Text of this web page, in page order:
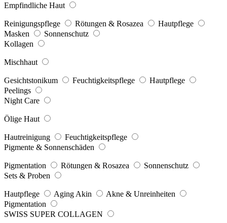
Empfindliche Haut
Reinigungspflege Rötungen & Rosazea
Hautpflege
Masken
Sonnenschutz
Kollagen
Mischhaut
Gesichtstonikum Feuchtigkeitspflege
Hautpflege
Peelings
Night Care
Ölige Haut
Hautreinigung
Feuchtigkeitspflege
Pigmente & Sonnenschäden
Pigmentation Rötungen & Rosazea
Sonnenschutz
Sets & Proben
Hautpflege Aging Akin
Akne & Unreinheiten
Pigmentation
SWISS SUPER COLLAGEN